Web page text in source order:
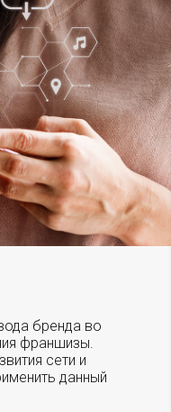
бренда во
франшизы.
сети и
данный